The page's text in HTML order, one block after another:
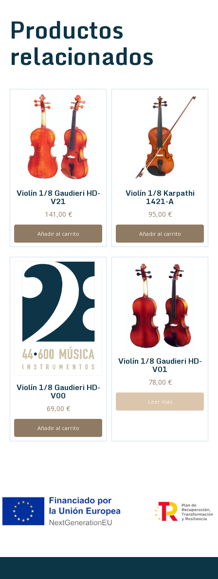
Productos
relacionados
Violín 1/8 Gaudieri HD-
V21
141,00 €
Añadir al carrito
Violín 1/8 Karpathi
1421-A
95,00 €
Añadir al carrito
Violín 1/8 Gaudieri HD-
V00
69,00 €
Añadir al carrito
Violín 1/8 Gaudieri HD-
V01
78,00 €
Leer más